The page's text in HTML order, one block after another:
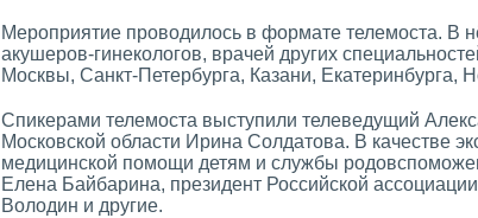
Мероприятие проводилось в формате телемоста. В
акушеров-гинекологов, врачей других
Москвы, Санкт-Петербурга, Казани, Екатеринбурга,
Спикерами телемоста выступили телеведущий
Московской области Ирина Солдатова. В качестве
медицинской помощи детям и службы
Елена Байбарина, президент Российской
Володин и другие.